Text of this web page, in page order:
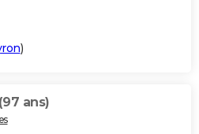
)
(97 ans)